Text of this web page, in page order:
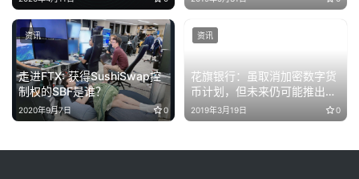
走进FTX: 获得SushiSwap控
制权的SBF是谁？
2020年9月7日 0
资讯
花旗银行：虽取消加密数字货
币计划，但未来仍可能推出
Citicoin
2019年3月19日 0
资讯